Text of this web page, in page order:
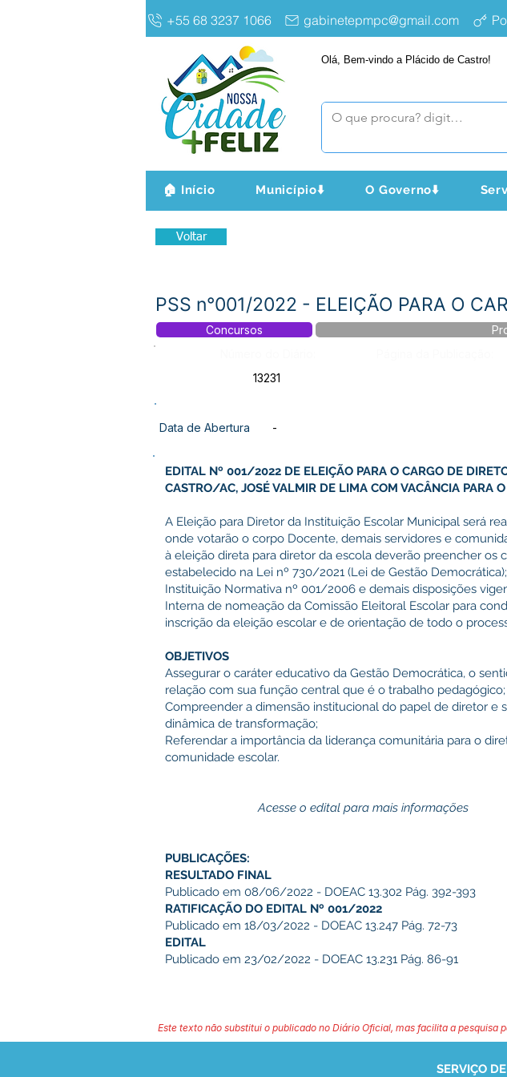
+55 68 3237 1066 gabinetepmpc@gmail.com
Olá, Bem-vindo a Plácido de Castro!
🏠 Início Município⬇️ O Governo⬇️
Voltar
PSS n°001/2022 - ELEIÇÃO PARA O
Concursos
13231
Data de Abertura -
EDITAL Nº 001/2022 DE ELEIÇÃO PARA O CARGO DE
CASTRO/AC, JOSÉ VALMIR DE LIMA COM VACÂNCIA PARA
A Eleição para Diretor da Instituição Escolar Municipal será
onde votarão o corpo Docente, demais servidores e
à eleição direta para diretor da escola deverão preencher
estabelecido na Lei nº 730/2021 (Lei de Gestão
Instituição Normativa nº 001/2006 e demais disposições
Interna de nomeação da Comissão Eleitoral Escolar para
inscrição da eleição escolar e de orientação de todo o
OBJETIVOS
Assegurar o caráter educativo da Gestão Democrática, o
relação com sua função central que é o trabalho pedagógico;
Compreender a dimensão institucional do papel de diretor e
dinâmica de transformação;
Referendar a importância da liderança comunitária para o
comunidade escolar.
Acesse o edital para mais informações
PUBLICAÇÕES:
RESULTADO FINAL
Publicado em 08/06/2022 - DOEAC 13.302 Pág. 392-393
RATIFICAÇÃO DO EDITAL Nº 001/2022
Publicado em 18/03/2022 - DOEAC 13.247 Pág. 72-73
EDITAL
Publicado em 23/02/2022 - DOEAC 13.231 Pág. 86-91
Este texto não substitui o publicado no Diário Oficial, mas facilita a pesquisa
SERVIÇO